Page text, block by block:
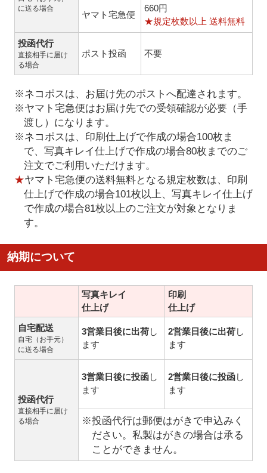
に送る場合
ヤマト宅急便
660円
★規定枚数以上 送料無料
投函代行
直接相手に届け
る場合
ポスト投函 不要
※ネコポスは、お届け先のポストへ配達されます。
※ヤマト宅急便はお届け先での受領確認が必要（手
渡し）になります。
※ネコポスは、印刷仕上げで作成の場合100枚ま
で、写真キレイ仕上げで作成の場合80枚までのご
注文でご利用いただけます。
★ヤマト宅急便の送料無料となる規定枚数は、印刷
仕上げで作成の場合101枚以上、写真キレイ仕上げ
で作成の場合81枚以上のご注文が対象となりま
す。
納期について
写真キレイ
仕上げ
印刷
仕上げ
自宅配送
自宅（お手元）
に送る場合
3営業日後に出荷し
ます
2営業日後に出荷し
ます
投函代行
直接相手に届け
る場合
3営業日後に投函し
ます
2営業日後に投函し
ます
※投函代行は郵便はがきで申込みく
ださい。私製はがきの場合は承る
ことができません。